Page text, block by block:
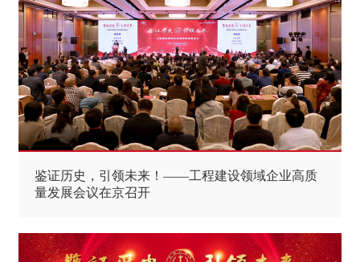
鉴证历史，引领未来！——工程建设领域企业高质
量发展会议在京召开